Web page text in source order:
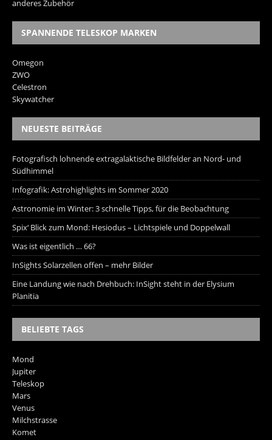
anderes Zubehör
SPANNENDE TELESKOP MARKEN
Omegon
ZWO
Celestron
Skywatcher
NEUESTE BEITRÄGE
Fotografisch lohnende extragalaktische Bildfelder an Nord- und
Südhimmel
Infografik: Astrohighlights im Sommer 2020
Astronomie im Winter: 3 schnelle Tipps, für die Beobachtung
Spix‘ Blick zum Mond: Hesiodus – Lichtspiele und Doppelwall
Was ist eigentlich … 66?
InSights Solarzellen offen – mehr Bilder
Eine Landung wie nach Drehbuch: InSight steht in der Elysium
Planitia
BELIEBTE TAGS
Mond
Jupiter
Teleskop
Mars
Venus
Milchstrasse
Komet